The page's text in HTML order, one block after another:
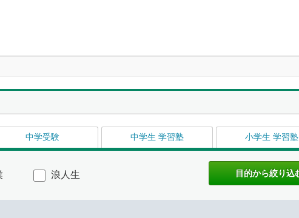
中学受験 中学生 学習塾 小学生 学習塾
浪人生